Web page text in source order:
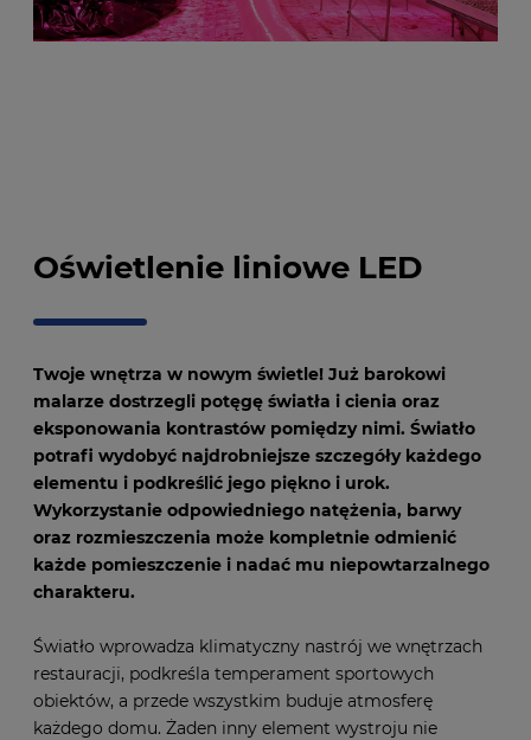
Oświetlenie liniowe LED
Twoje wnętrza w nowym świetle! Już barokowi
malarze dostrzegli potęgę światła i cienia oraz
eksponowania kontrastów pomiędzy nimi. Światło
potrafi wydobyć najdrobniejsze szczegóły każdego
elementu i podkreślić jego piękno i urok.
Wykorzystanie odpowiedniego natężenia, barwy
oraz rozmieszczenia może kompletnie odmienić
każde pomieszczenie i nadać mu niepowtarzalnego
charakteru.
Światło wprowadza klimatyczny nastrój we wnętrzach
restauracji, podkreśla temperament sportowych
obiektów, a przede wszystkim buduje atmosferę
każdego domu. Żaden inny element wystroju nie